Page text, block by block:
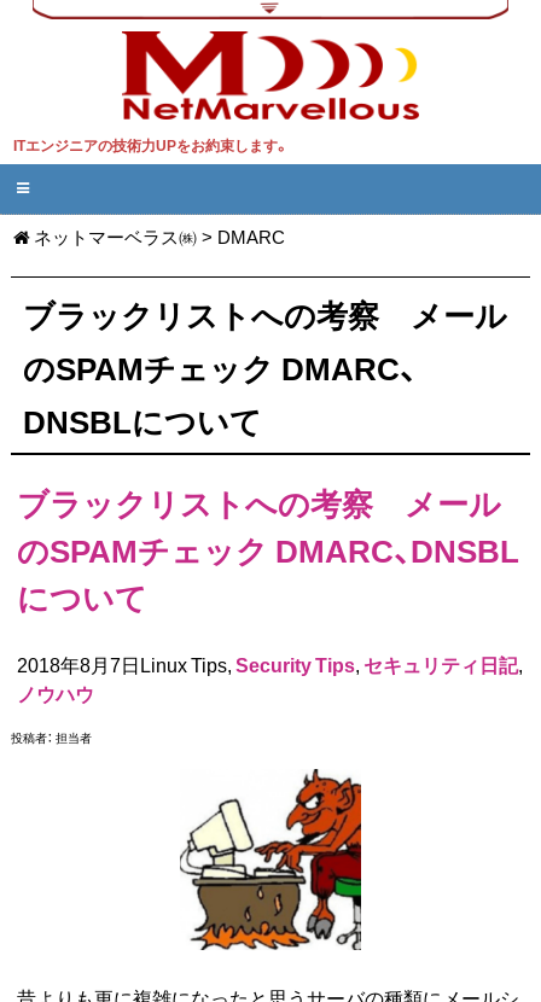
ITエンジニアの技術力UPをお約束します。
ネットマーベラス㈱> DMARC
ブラックリストへの考察 メール
のSPAMチェック DMARC、
DNSBLについて
ブラックリストへの考察 メール
のSPAMチェック DMARC、DNSBL
について
2018年8月7日Linux Tips,Security Tips, セキュリティ日記,
ノウハウ
投稿者： 担当者